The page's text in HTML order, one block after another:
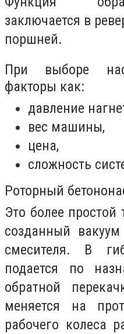
заключается в
поршней.
При выборе
факторы как:
давление
вес машины,
цена,
сложность
Роторный
Это более простой
созданный
смесителя. В
подается по
обратной
меняется на
рабочего колеса